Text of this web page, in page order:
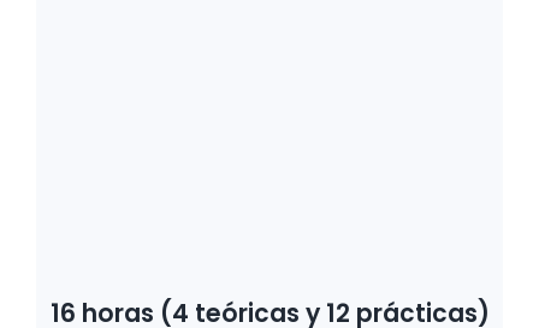
16 horas (4 teóricas y 12 prácticas)